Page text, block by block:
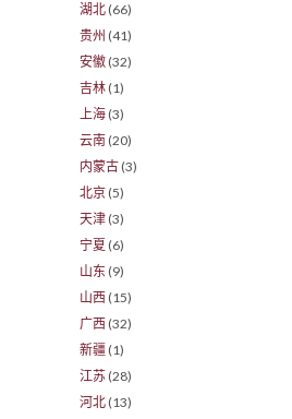
湖北 (66)
贵州 (41)
安徽 (32)
吉林 (1)
上海 (3)
云南 (20)
内蒙古 (3)
北京 (5)
天津 (3)
宁夏 (6)
山东 (9)
山西 (15)
广西 (32)
新疆 (1)
江苏 (28)
河北 (13)